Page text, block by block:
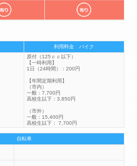
利用料金 バイク
原付（125ｃｃ以下）
【一時利用】
1日（24時間）：200円
【年間定期利用】
（市内）
一般：7,700円
高校生以下：3,850円
（市外）
一般：15,400円
高校生以下： 7,700円
自転車